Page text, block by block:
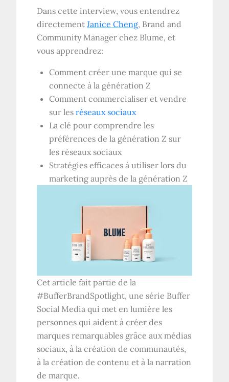
Dans cette interview, vous entendrez
directementJanice Cheng, Brand and
Community Manager chez Blume, et
vous apprendrez:
Comment créer une marque qui se
connecte à la génération Z
Comment commercialiser et vendre
sur lesréseaux sociaux
La clé pour comprendre les
préférences de la génération Z sur
les réseaux sociaux
Stratégies efficaces à utiliser lors du
marketing auprès de la génération Z
Cet article fait partie de la
#BufferBrandSpotlight, une série Buffer
Social Media qui met en lumière les
personnes qui aident à créer des
marques remarquables grâce aux médias
sociaux, à la création de communautés,
à la création de contenu et à la narration
de marque.